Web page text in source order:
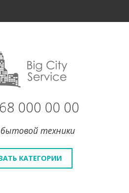
000 00 00
техники
КАТЕГОРИИ